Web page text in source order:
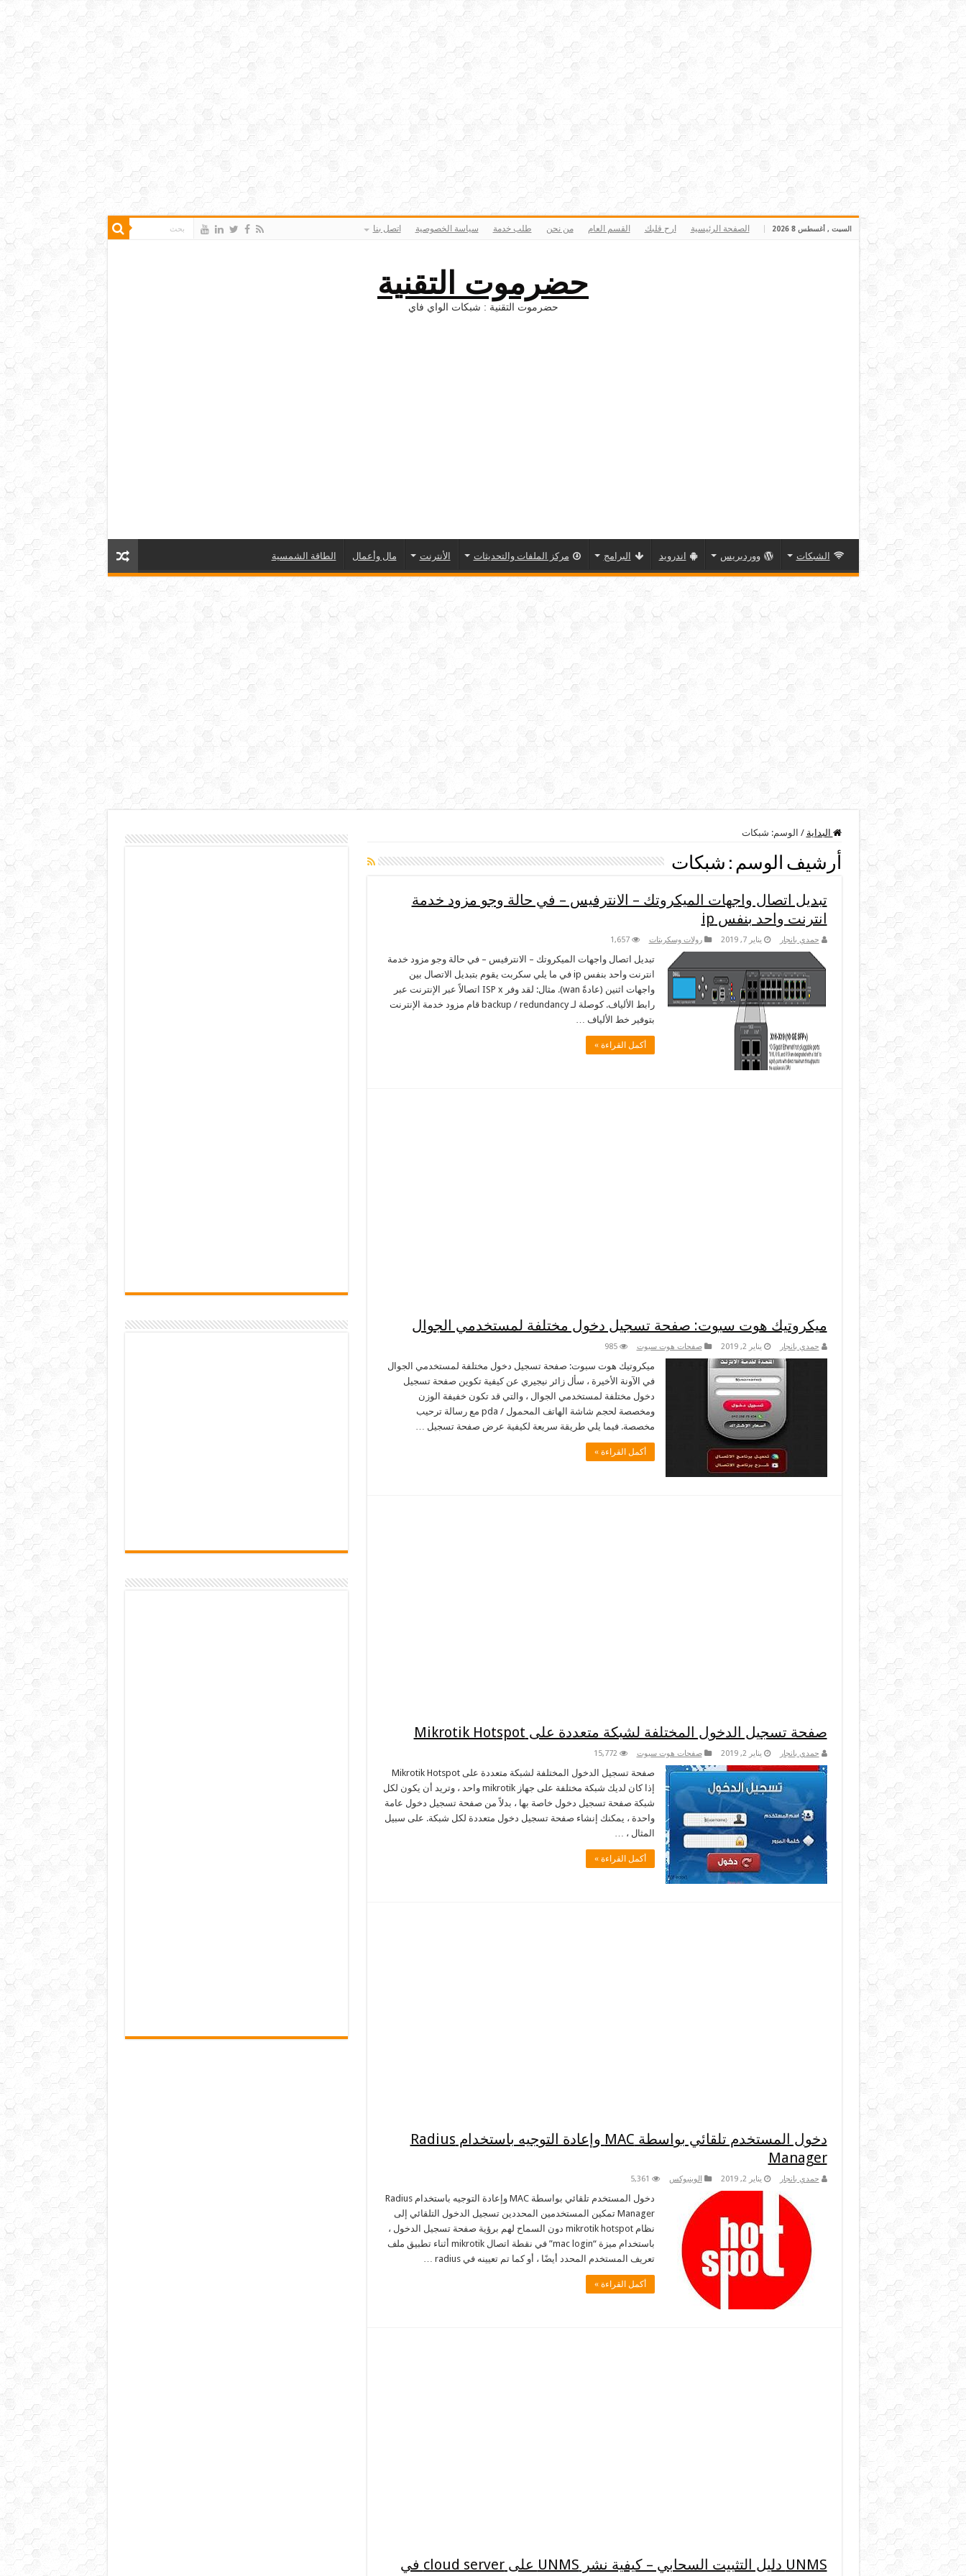
السبت , أغسطس 8 2026 الصفحة الرئيسية ارح قلبك القسم العام من نحن طلب خدمة سياسة الخصوصية اتصل بنا
حضرموت التقنية
حضرموت التقنية : شبكات الواي فاي
الشبكات ووردبريس اندرويد البرامج مركز الملفات والتحديثات الأنترنت مال وأعمال الطاقة الشمسية
البداية / الوسم: شبكات
أرشيف الوسم : شبكات
تبديل اتصال واجهات الميكروتك – الانترفيس – في حالة وجو مزود خدمة
انترنت واحد بنفس ip
حمدي بانجار يناير 7, 2019 رولات وسكربتات 1,657
تبديل اتصال واجهات الميكروتك – الانترفيس – في حالة وجو مزود خدمة
انترنت واحد بنفس ip في ما يلي سكربت يقوم بتبديل الاتصال بين
واجهات اثنين (عادةً wan). مثال: لقد وفر ISP x اتصالاً عبر الإنترنت عبر
رابط الألياف. كوصلة لـ backup / redundancy قام مزود خدمة الإنترنت
بتوفير خط الألياف …
أكمل القراءة »
ميكروتيك هوت سبوت: صفحة تسجيل دخول مختلفة لمستخدمي الجوال
حمدي بانجار يناير 2, 2019 صفحات هوت سبوت 985
ميكروتيك هوت سبوت: صفحة تسجيل دخول مختلفة لمستخدمي الجوال
في الآونة الأخيرة ، سأل زائر نيجيري عن كيفية تكوين صفحة تسجيل
دخول مختلفة لمستخدمي الجوال ، والتي قد تكون خفيفة الوزن
ومخصصة لحجم شاشة الهاتف المحمول / pda مع رسالة ترحيب
مخصصة. فيما يلي طريقة سريعة لكيفية عرض صفحة تسجيل …
أكمل القراءة »
صفحة تسجيل الدخول المختلفة لشبكة متعددة على Mikrotik Hotspot
حمدي بانجار يناير 2, 2019 صفحات هوت سبوت 15,772
صفحة تسجيل الدخول المختلفة لشبكة متعددة على Mikrotik Hotspot
إذا كان لديك شبكة مختلفة على جهاز mikrotik واحد ، وتريد أن يكون لكل
شبكة صفحة تسجيل دخول خاصة بها ، بدلاً من صفحة تسجيل دخول عامة
واحدة ، يمكنك إنشاء صفحة تسجيل دخول متعددة لكل شبكة. على سبيل
المثال ، …
أكمل القراءة »
دخول المستخدم تلقائي بواسطة MAC وإعادة التوجيه باستخدام Radius
Manager
حمدي بانجار يناير 2, 2019 الوينبوكس 5,361
دخول المستخدم تلقائي بواسطة MAC وإعادة التوجيه باستخدام Radius
Manager تمكين المستخدمين المحددين تسجيل الدخول التلقائي إلى
نظام mikrotik hotspot دون السماح لهم برؤية صفحة تسجيل الدخول ،
باستخدام ميزة “mac login” في نقطة اتصال mikrotik أثناء تطبيق ملف
تعريف المستخدم المحدد أيضًا ، أو كما تم تعيينه في radius …
أكمل القراءة »
UNMS دليل التثبيت السحابي – كيفية نشر UNMS على cloud server في